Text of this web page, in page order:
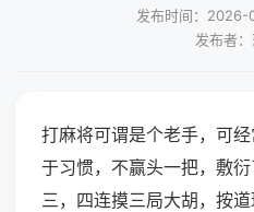
发布时间：2026-
发布者
打麻将可谓是个老手，可
于习惯，不赢头一把，敷衍
三，四连摸三局大胡，按